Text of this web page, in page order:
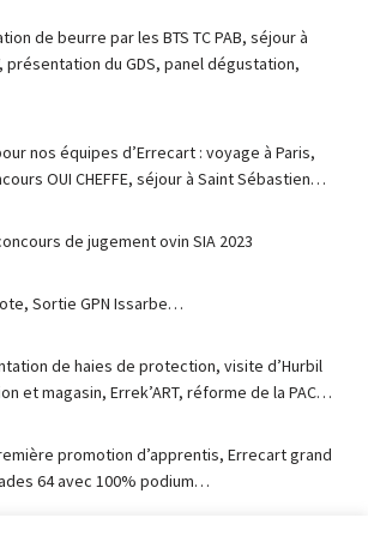
de beurre par les BTS TC PAB, séjour à
présentation du GDS, panel dégustation,
nos équipes d’Errecart : voyage à Paris,
OUI CHEFFE, séjour à Saint Sébastien…
de jugement ovin SIA 2023
Sortie GPN Issarbe…
de haies de protection, visite d’Hurbil
et magasin, Errek’ART, réforme de la PAC…
promotion d’apprentis, Errecart grand
64 avec 100% podium…